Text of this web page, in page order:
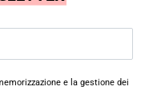
e la gestione dei